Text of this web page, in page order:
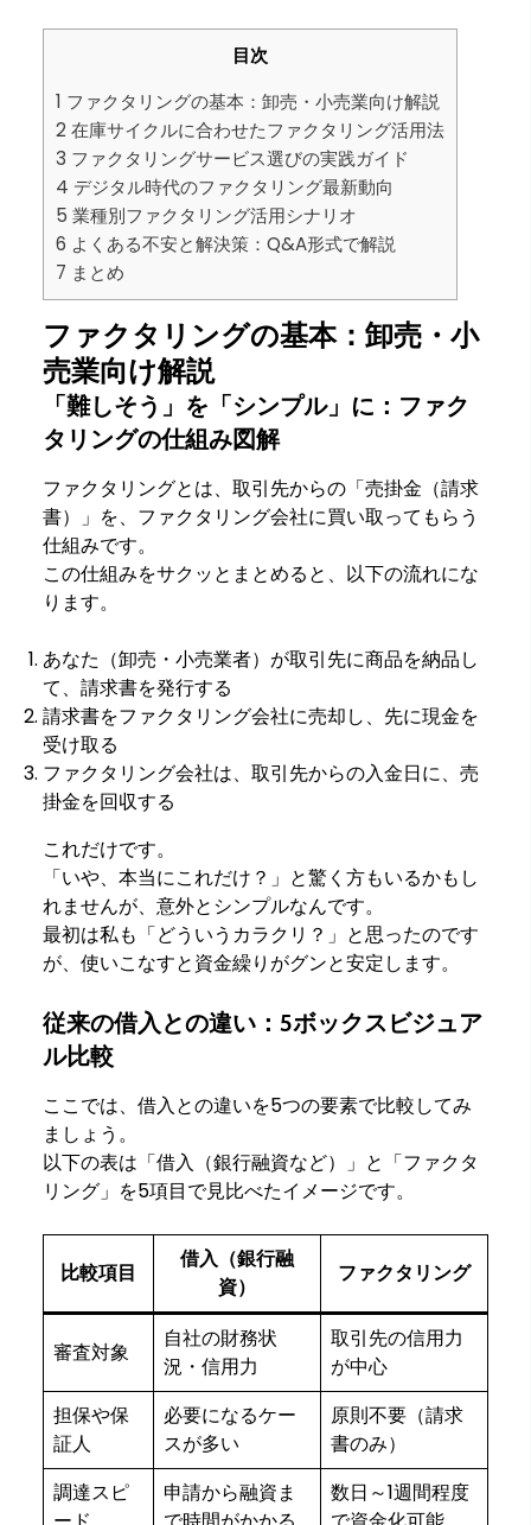
目次
1 ファクタリングの基本：卸売・小売業向け解説
2 在庫サイクルに合わせたファクタリング活用法
3 ファクタリングサービス選びの実践ガイド
4 デジタル時代のファクタリング最新動向
5 業種別ファクタリング活用シナリオ
6 よくある不安と解決策：Q&A形式で解説
7 まとめ
ファクタリングの基本：卸売・小
売業向け解説
「難しそう」を「シンプル」に：ファク
タリングの仕組み図解
ファクタリングとは、取引先からの「売掛金（請求
書）」を、ファクタリング会社に買い取ってもらう
仕組みです。
この仕組みをサクッとまとめると、以下の流れにな
ります。
あなた（卸売・小売業者）が取引先に商品を納品し
て、請求書を発行する
請求書をファクタリング会社に売却し、先に現金を
受け取る
ファクタリング会社は、取引先からの入金日に、売
掛金を回収する
これだけです。
「いや、本当にこれだけ？」と驚く方もいるかもし
れませんが、意外とシンプルなんです。
最初は私も「どういうカラクリ？」と思ったのです
が、使いこなすと資金繰りがグンと安定します。
従来の借入との違い：5ボックスビジュア
ル比較
ここでは、借入との違いを5つの要素で比較してみ
ましょう。
以下の表は「借入（銀行融資など）」と「ファクタ
リング」を5項目で見比べたイメージです。
比較項目
借入（銀行融
資）
ファクタリング
審査対象
自社の財務状
況・信用力
取引先の信用力
が中心
担保や保
証人
必要になるケー
スが多い
原則不要（請求
書のみ）
調達スピ
申請から融資ま
数日～1週間程度